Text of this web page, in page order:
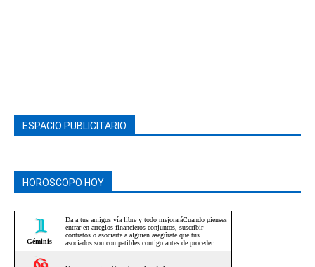
ESPACIO PUBLICITARIO
HOROSCOPO HOY